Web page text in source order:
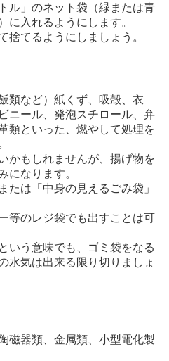
ル」のネット袋（緑または青
に入れるようにします。
捨てるようにしましょう。
類など）紙くず、吸殻、衣
ニール、発泡スチロール、弁
類といった、燃やして処理を
かもしれませんが、揚げ物を
になります。
たは「中身の見えるごみ袋」
等のレジ袋でも出すことは可
いう意味でも、ゴミ袋をなる
水気は出来る限り切りましょ
磁器類、金属類、小型電化製